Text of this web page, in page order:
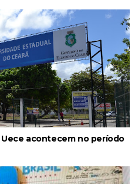
acontecem no período